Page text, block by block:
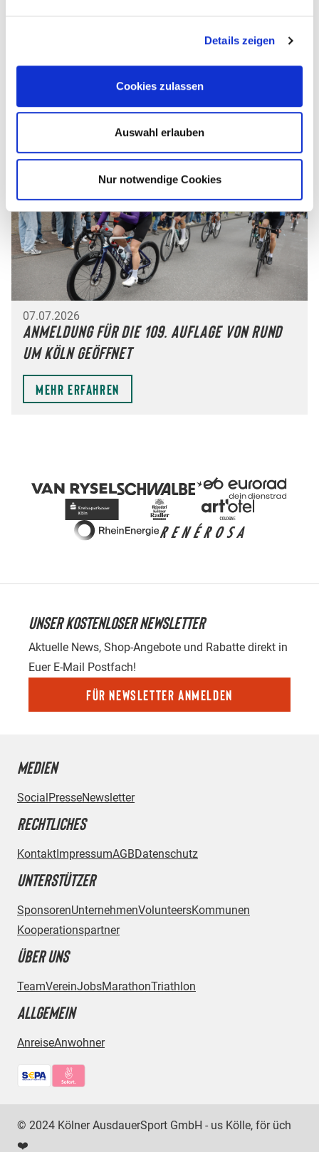
Details zeigen
Cookies zulassen
Auswahl erlauben
Nur notwendige Cookies
Rund um Köln steuert auf den nächsten
Anmelderekord zu –…
Mehr erfahren
07.07.2026
Anmeldung für die 109. Auflage von Rund
um Köln geöffnet
Mehr erfahren
UNSER KOSTENLOSER NEWSLETTER
Aktuelle News, Shop-Angebote und Rabatte direkt in
Euer E-Mail Postfach!
Für Newsletter anmelden
MEDIEN
Social PresseNewsletter
RECHTLICHES
Kontakt ImpressumAGBDatenschutz
UNTERSTÜTZER
SponsorenUnternehmenVolunteersKommunen
Kooperationspartner
ÜBER UNS
TeamVereinJobsMarathonTriathlon
ALLGEMEIN
AnreiseAnwohner
Bezahlmethoden:
© 2024 Kölner AusdauerSport GmbH - us Kölle, för üch
❤️